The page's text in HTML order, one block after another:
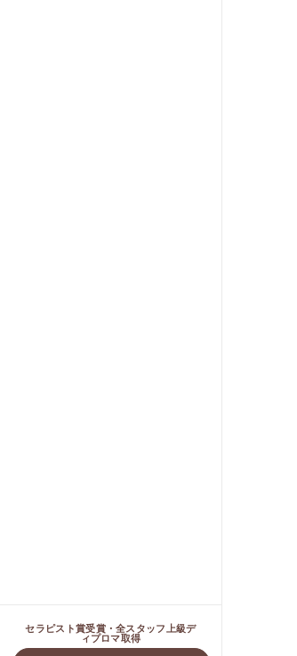
セラピスト賞受賞・全スタッフ上級デ
ィプロマ取得